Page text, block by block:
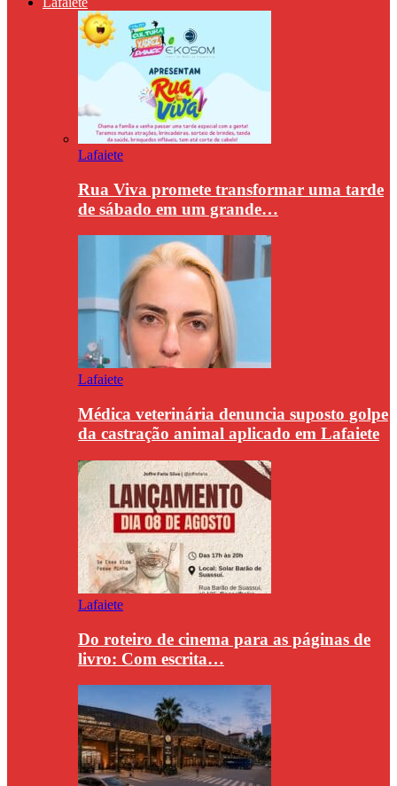
Lafaiete
Rua Viva promete transformar uma tarde
de sábado em um grande…
Lafaiete
Médica veterinária denuncia suposto golpe
da castração animal aplicado em Lafaiete
Lafaiete
Do roteiro de cinema para as páginas de
livro: Com escrita…